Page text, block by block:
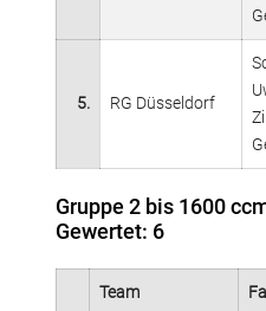
5. RG Düsseldorf
Gruppe 2 bis 1600
Gewertet: 6
Team